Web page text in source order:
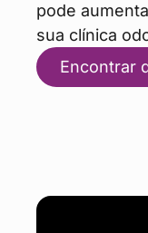
pode
sua clínica
Encontrar